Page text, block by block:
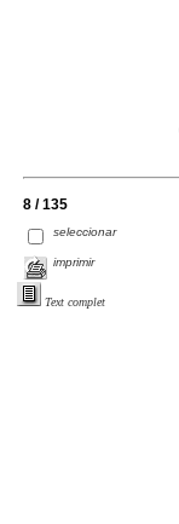
8 / 135
seleccionar
imprimir
Text complet